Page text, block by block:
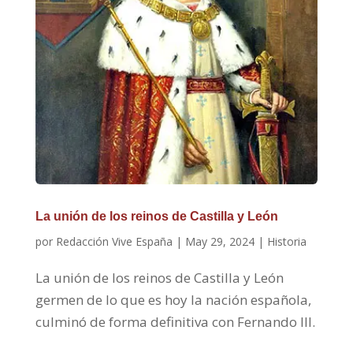
La unión de los reinos de Castilla y León
por Redacción Vive España | May 29, 2024| Historia
La unión de los reinos de Castilla y León
germen de lo que es hoy la nación española,
culminó de forma definitiva con Fernando III.